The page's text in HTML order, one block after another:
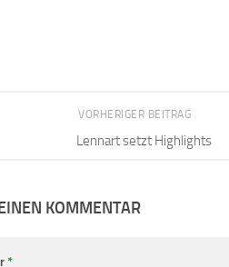
VORHERIGER BEITRAG
Lennart setzt Highlights
KOMMENTAR
*